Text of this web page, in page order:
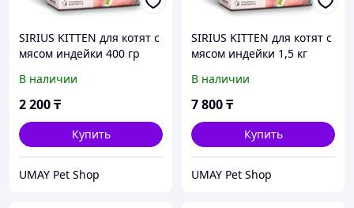
SIRIUS KITTEN для котят с
мясом индейки 400 гр
В наличии
2 200₸
Купить
UMAY Pet Shop
SIRIUS KITTEN для котят с
мясом индейки 1,5 кг
В наличии
7 800₸
Купить
UMAY Pet Shop